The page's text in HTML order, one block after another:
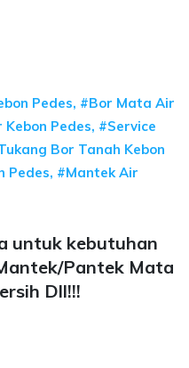
Pedes, #Bor Mata Air
Pedes, #Service
Bor Tanah Kebon
Pedes, #Mantek Air
untuk kebutuhan
Pantek Mata
Dll!!!